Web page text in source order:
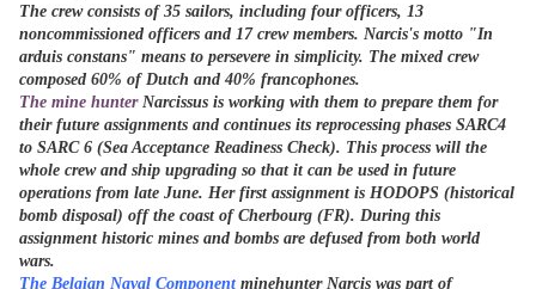
The crew consists of 35 sailors, including four officers, 13
noncommissioned officers and 17 crew members. Narcis's motto "In
arduis constans" means to persevere in simplicity. The mixed crew
composed 60% of Dutch and 40% francophones.
The mine hunter Narcissus is working with them to prepare them for
their future assignments and continues its reprocessing phases SARC4
to SARC 6 (Sea Acceptance Readiness Check). This process will the
whole crew and ship upgrading so that it can be used in future
operations from late June. Her first assignment is HODOPS (historical
bomb disposal) off the coast of Cherbourg (FR). During this
assignment historic mines and bombs are defused from both world
wars.
The Belgian Naval Component minehunter Narcis was part of